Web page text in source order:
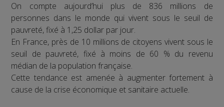
On compte aujourd’hui plus de 836 millions de
personnes dans le monde qui vivent sous le seuil de
pauvreté, fixé à 1,25 dollar par jour.
En France, près de 10 millions de citoyens vivent sous le
seuil de pauvreté, fixé à moins de 60 % du revenu
médian de la population française.
Cette tendance est amenée à augmenter fortement à
cause de la crise économique et sanitaire actuelle.